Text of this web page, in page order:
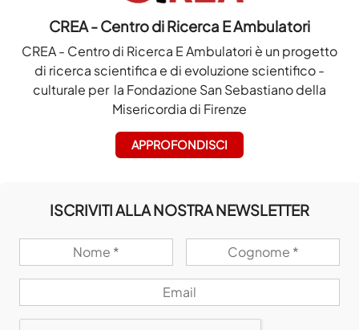
CREA - Centro di Ricerca E Ambulatori
CREA - Centro di Ricerca E Ambulatori è un progetto
di ricerca scientifica e di evoluzione scientifico -
culturale per la Fondazione San Sebastiano della
Misericordia di Firenze
APPROFONDISCI
ISCRIVITI ALLA NOSTRA NEWSLETTER